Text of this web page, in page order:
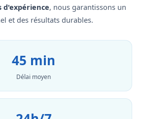
d'expérience, nous garantissons un
et des résultats durables.
45 min
Délai moyen